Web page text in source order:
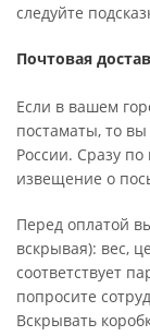
следуйте
Почтовая
Если в вашем
постаматы, то вы
России. Сразу
извещение о
Перед оплатой
вскрывая): вес,
соответствует
попросите
Вскрывать